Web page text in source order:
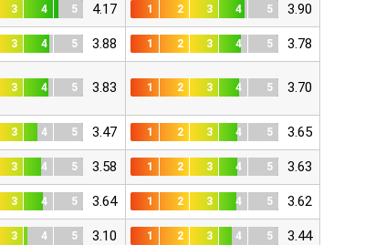
3 4 5 4.17 1 2 3 4 5 3.90
3 4 5 3.88 1 2 3 4 5 3.78
3 4 5 3.83 1 2 3 4 5 3.70
3 4 5 3.47 1 2 3 4 5 3.65
3 4 5 3.58 1 2 3 4 5 3.63
3 4 5 3.64 1 2 3 4 5 3.62
3 4 5 3.10 1 2 3 4 5 3.44